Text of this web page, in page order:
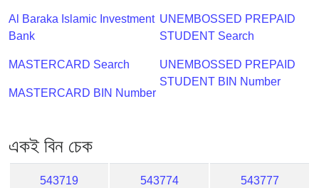
Validator
Al Baraka Islamic Investment
Bank
MASTERCARD Search
MASTERCARD BIN Number
UNEMBOSSED PREPAID
STUDENT Search
UNEMBOSSED PREPAID
STUDENT BIN Number
একই বিন চেক
543719 543774 543777